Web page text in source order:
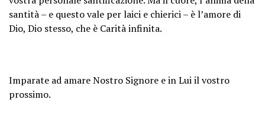
santità – e questo vale per laici e chierici – è l’amore di
Dio, Dio stesso, che è Carità infinita.
Imparate ad amare Nostro Signore e in Lui il vostro
prossimo.